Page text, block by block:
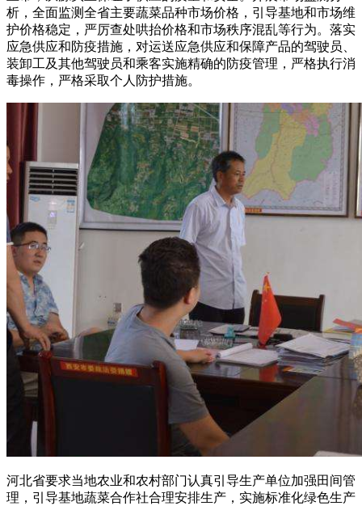
析，全面监测全省主要蔬菜品种市场价格，引导基地和市场维
护价格稳定，严厉查处哄抬价格和市场秩序混乱等行为。落实
应急供应和防疫措施，对运送应急供应和保障产品的驾驶员、
装卸工及其他驾驶员和乘客实施精确的防疫管理，严格执行消
毒操作，严格采取个人防护措施。
河北省要求当地农业和农村部门认真引导生产单位加强田间管
理，引导基地蔬菜合作社合理安排生产，实施标准化绿色生产